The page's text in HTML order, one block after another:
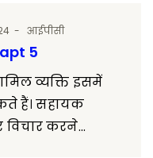
आईपीसी
5
व्यक्ति इसमें
हैं। सहायक
विचार करने...